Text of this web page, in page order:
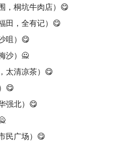
，桐坑牛肉店）😋
田，全有记）😋
咀）😋
沙）🙅
太清凉茶）😋
😋
强北）😋
民广场）😋